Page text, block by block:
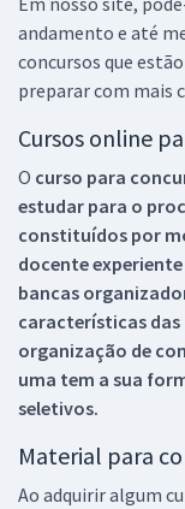
andamento e até
concursos que
preparar com mais
Cursos online
O curso para
estudar para o
constituídos por
docente
bancas
características
organização de
uma tem a sua
seletivos.
Material para
Ao adquirir algum